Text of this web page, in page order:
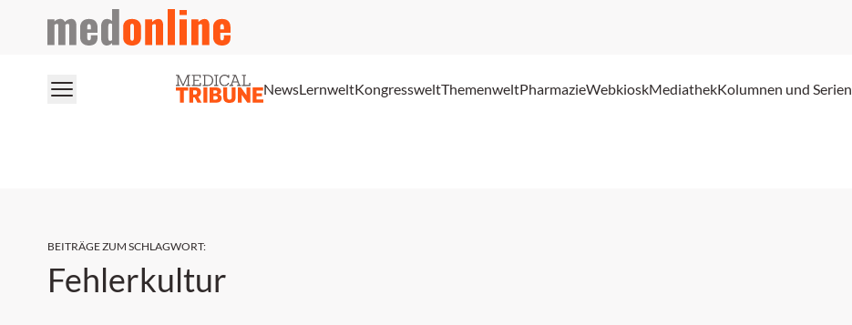
medonline
NewsLernweltKongressweltThemenweltPharmazieWebkioskMediathekKolumnen und Serien
BEITRÄGE ZUM SCHLAGWORT:
Fehlerkultur